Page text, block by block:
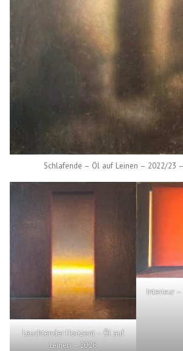
Schlafende – Öl auf Leinen – 2022/23
Leuchtender Horizont – Öl auf
Leinen – 2026
Interieur –